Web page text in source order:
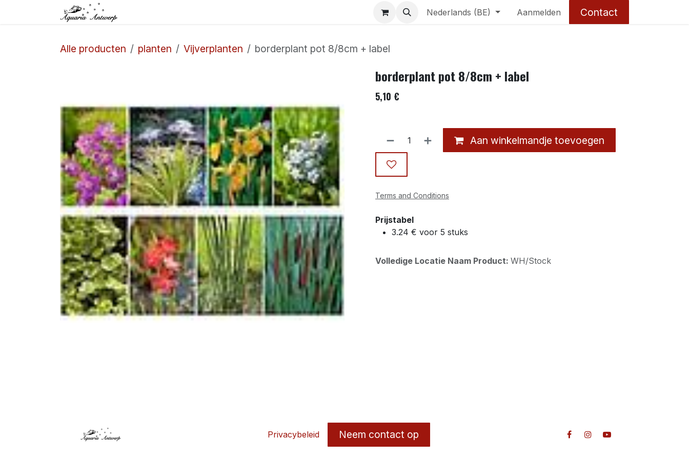
Overslaan naar inhoud Nederlands (BE) Aanmelden Contact
Alle producten planten Vijverplanten borderplant pot 8/8cm + label
borderplant pot 8/8cm + label
5,10 €
Aan winkelmandje toevoegen
Terms and Conditions
Prijstabel
3.24 € voor 5 stuks
Volledige Locatie Naam Product: WH/Stock
Privacybeleid Neem contact op